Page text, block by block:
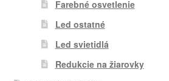
Farebné osvetlenie
Led ostatné
Led svietidlá
Redukcie na žiarovky